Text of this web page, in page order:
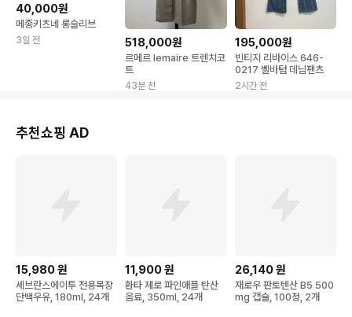
40,000원
메종키츠네 롱슬리브
3일 전 518,000원
르메르 lemaire 트렌치코
트
43분 전
195,000원
빈티지 리바이스 646-
0217 벨바텀 데님팬츠
2시간 전
추천쇼핑 AD
15,980원
세브란스에이투 전용목장
단백우유, 180ml, 24개
11,900원
환타 제로 파인애플 탄산
음료, 350ml, 24개
26,140원
재로우 판토텐산 B5 500
mg 캡슐, 100정, 2개